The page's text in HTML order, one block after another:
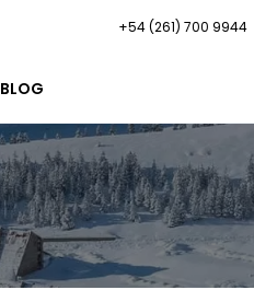
+54 (261) 700 9944
BLOG